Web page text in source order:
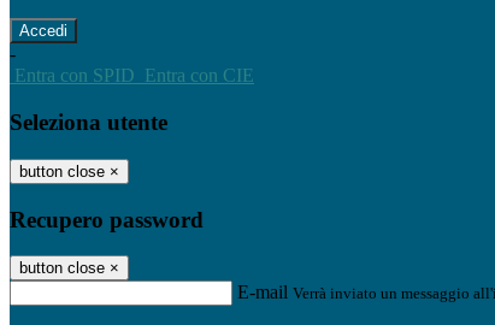
-
Entra con SPID Entra con CIE
Seleziona utente
button close ×
Recupero password
button close ×
E-mail Verrà inviato un messaggio